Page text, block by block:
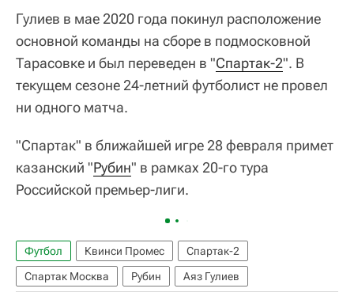
Гулиев в мае 2020 года покинул расположение
основной команды на сборе в подмосковной
Тарасовке и был переведен в "Спартак-2". В
текущем сезоне 24-летний футболист не провел
ни одного матча.
"Спартак" в ближайшей игре 28 февраля примет
казанский "Рубин" в рамках 20-го тура
Российской премьер-лиги.
Футбол Квинси Промес
Спартак-2
Спартак Москва
Рубин Аяз Гулиев